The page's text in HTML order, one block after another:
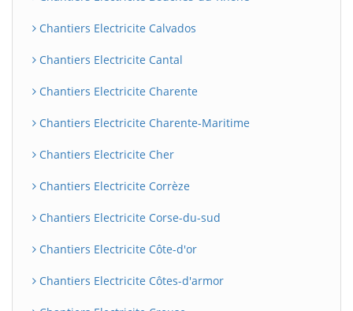
Chantiers Electricite Calvados
Chantiers Electricite Cantal
Chantiers Electricite Charente
Chantiers Electricite Charente-Maritime
Chantiers Electricite Cher
Chantiers Electricite Corrèze
Chantiers Electricite Corse-du-sud
Chantiers Electricite Côte-d'or
Chantiers Electricite Côtes-d'armor